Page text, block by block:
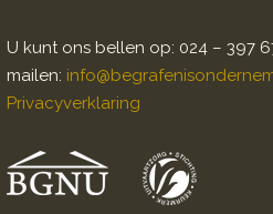
U kunt ons bellen op: 024 – 397
mailen:
Privacyverklaring